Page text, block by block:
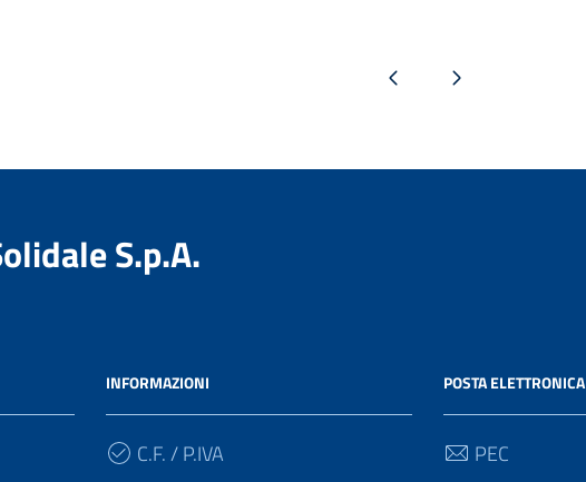
Pagina precedentePagina successiva
S.p.A.
INFORMAZIONI
C.F. / P.IVA
POSTA ELETTRONICA
PEC